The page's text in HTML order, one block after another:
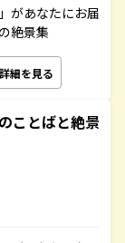
があなたにお届
絶景集
詳細を見る
ことばと絶景